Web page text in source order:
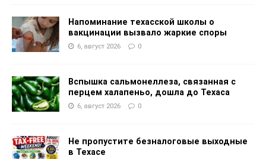
Напоминание техасской школы о
вакцинации вызвало жаркие споры
6, август 2026 0
Вспышка сальмонеллеза, связанная с
перцем халапеньо, дошла до Техаса
6, август 2026 0
Не пропустите безналоговые выходные
в Техасе